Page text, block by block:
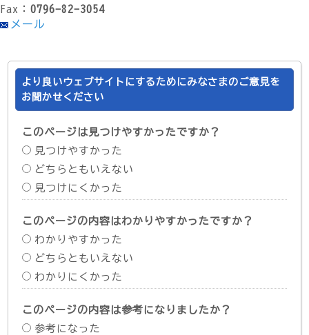
Fax： 0796-82-3054
メール
より良いウェブサイトにするためにみなさまのご意見を
お聞かせください
このページは見つけやすかったですか？
見つけやすかった
どちらともいえない
見つけにくかった
このページの内容はわかりやすかったですか？
わかりやすかった
どちらともいえない
わかりにくかった
このページの内容は参考になりましたか？
参考になった